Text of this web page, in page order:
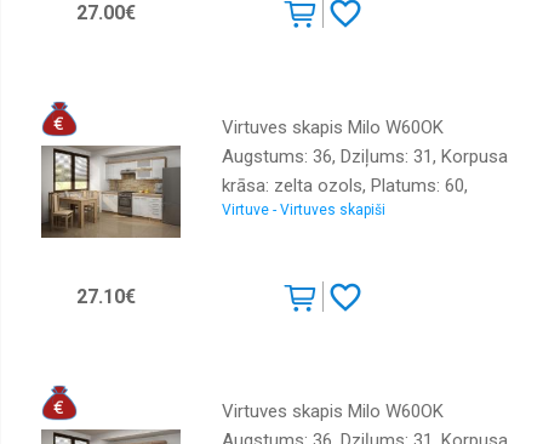
27.00€
Virtuves skapis Milo W60OK
Augstums: 36, Dziļums: 31, Korpusa
krāsa: zelta ozols, Platums: 60,
Elementu krāsa: baltais ozols, Ar
Virtuve - Virtuves skapiši
27.10€
Virtuves skapis Milo W60OK